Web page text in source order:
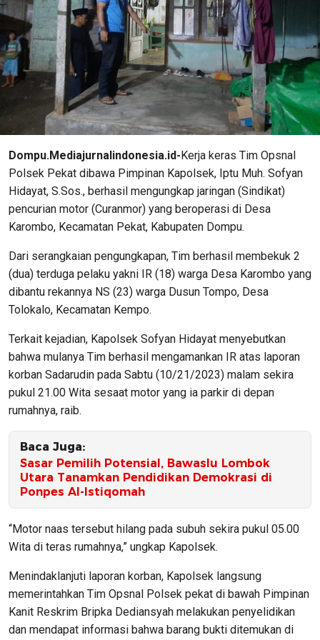
Dompu.Mediajurnalindonesia.id-Kerja keras Tim Opsnal
Polsek Pekat dibawa Pimpinan Kapolsek, Iptu Muh. Sofyan
Hidayat, S.Sos., berhasil mengungkap jaringan (Sindikat)
pencurian motor (Curanmor) yang beroperasi di Desa
Karombo, Kecamatan Pekat, Kabupaten Dompu.
Dari serangkaian pengungkapan, Tim berhasil membekuk 2
(dua) terduga pelaku yakni IR (18) warga Desa Karombo yang
dibantu rekannya NS (23) warga Dusun Tompo, Desa
Tolokalo, Kecamatan Kempo.
Terkait kejadian, Kapolsek Sofyan Hidayat menyebutkan
bahwa mulanya Tim berhasil mengamankan IR atas laporan
korban Sadarudin pada Sabtu (10/21/2023) malam sekira
pukul 21.00 Wita sesaat motor yang ia parkir di depan
rumahnya, raib.
Baca Juga:
Sasar Pemilih Potensial, Bawaslu Lombok
Utara Tanamkan Pendidikan Demokrasi di
Ponpes Al-Istiqomah
“Motor naas tersebut hilang pada subuh sekira pukul 05.00
Wita di teras rumahnya,” ungkap Kapolsek.
Menindaklanjuti laporan korban, Kapolsek langsung
memerintahkan Tim Opsnal Polsek pekat di bawah Pimpinan
Kanit Reskrim Bripka Dediansyah melakukan penyelidikan
dan mendapat informasi bahwa barang bukti ditemukan di